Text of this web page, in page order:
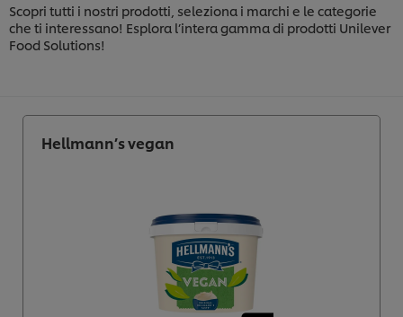
Scopri tutti i nostri prodotti, seleziona i marchi e le categorie
che ti interessano! Esplora l’intera gamma di prodotti Unilever
Food Solutions!
Hellmann’s vegan